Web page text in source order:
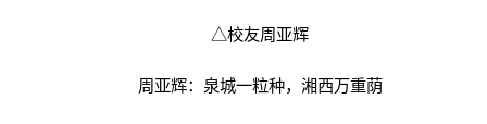
△校友周亚辉
周亚辉：泉城一粒种，湘西万重荫